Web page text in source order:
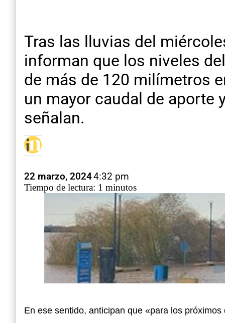
Tras las lluvias del
informan que los niveles
de más de 120 milímetros
un mayor caudal de aporte
señalan.
22 marzo, 20244:32 pm
Tiempo de lectura: 1 minutos
En ese sentido, anticipan que «para los